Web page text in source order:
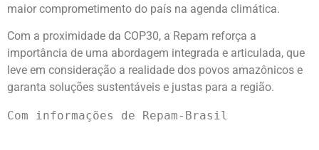
maior comprometimento do país na agenda climática.
Com a proximidade da COP30, a Repam reforça a
importância de uma abordagem integrada e articulada, que
leve em consideração a realidade dos povos amazônicos e
garanta soluções sustentáveis e justas para a região.
Com informações de Repam-Brasil